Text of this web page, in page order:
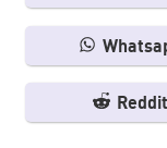
Reddit